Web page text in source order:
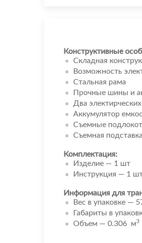
Конструктивные
Складная
Возможность
Стальная рама
Прочные шины и
Два
Аккумулятор
Съемные
Съемная
Комплектация:
Изделие — 1 шт
Инструкция — 1
Информация для
Вес в упаковке —
Габариты в
Объем — 0.306 м3